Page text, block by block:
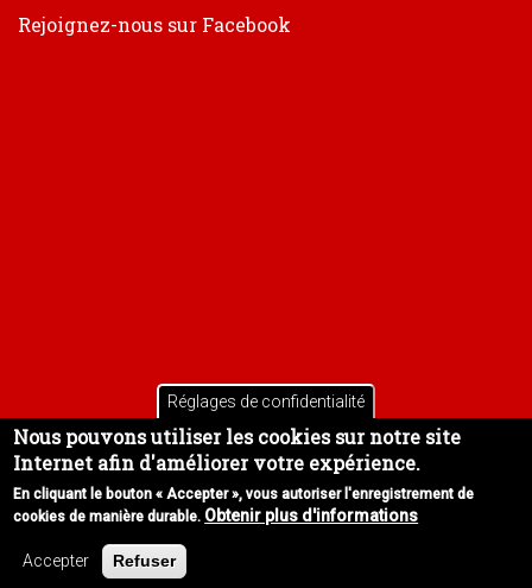
Rejoignez-nous sur Facebook
Réglages de confidentialité
Nous pouvons utiliser les cookies sur notre site
Internet afin d'améliorer votre expérience.
En cliquant le bouton « Accepter », vous autoriser l'enregistrement de
cookies de manière durable. Obtenir plus d'informations
Accepter Refuser